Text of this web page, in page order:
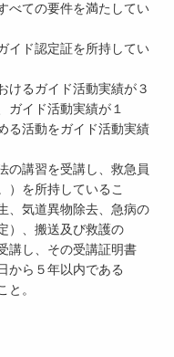
ての要件を満たしてい
ド認定証を所持してい
るガイド活動実績が３
ガイド活動実績が１
活動をガイド活動実績
講習を受講し、救急員
）を所持しているこ
気道異物除去、急病の
）、搬送及び救護の
し、その受講証明書
から５年以内である
。